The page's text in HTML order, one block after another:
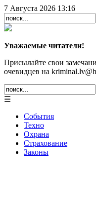
7 Августа 2026 13:16
Уважаемые читатели!
Присылайте свои
очевидцев на
☰
События
Техно
Охрана
Страхование
Законы